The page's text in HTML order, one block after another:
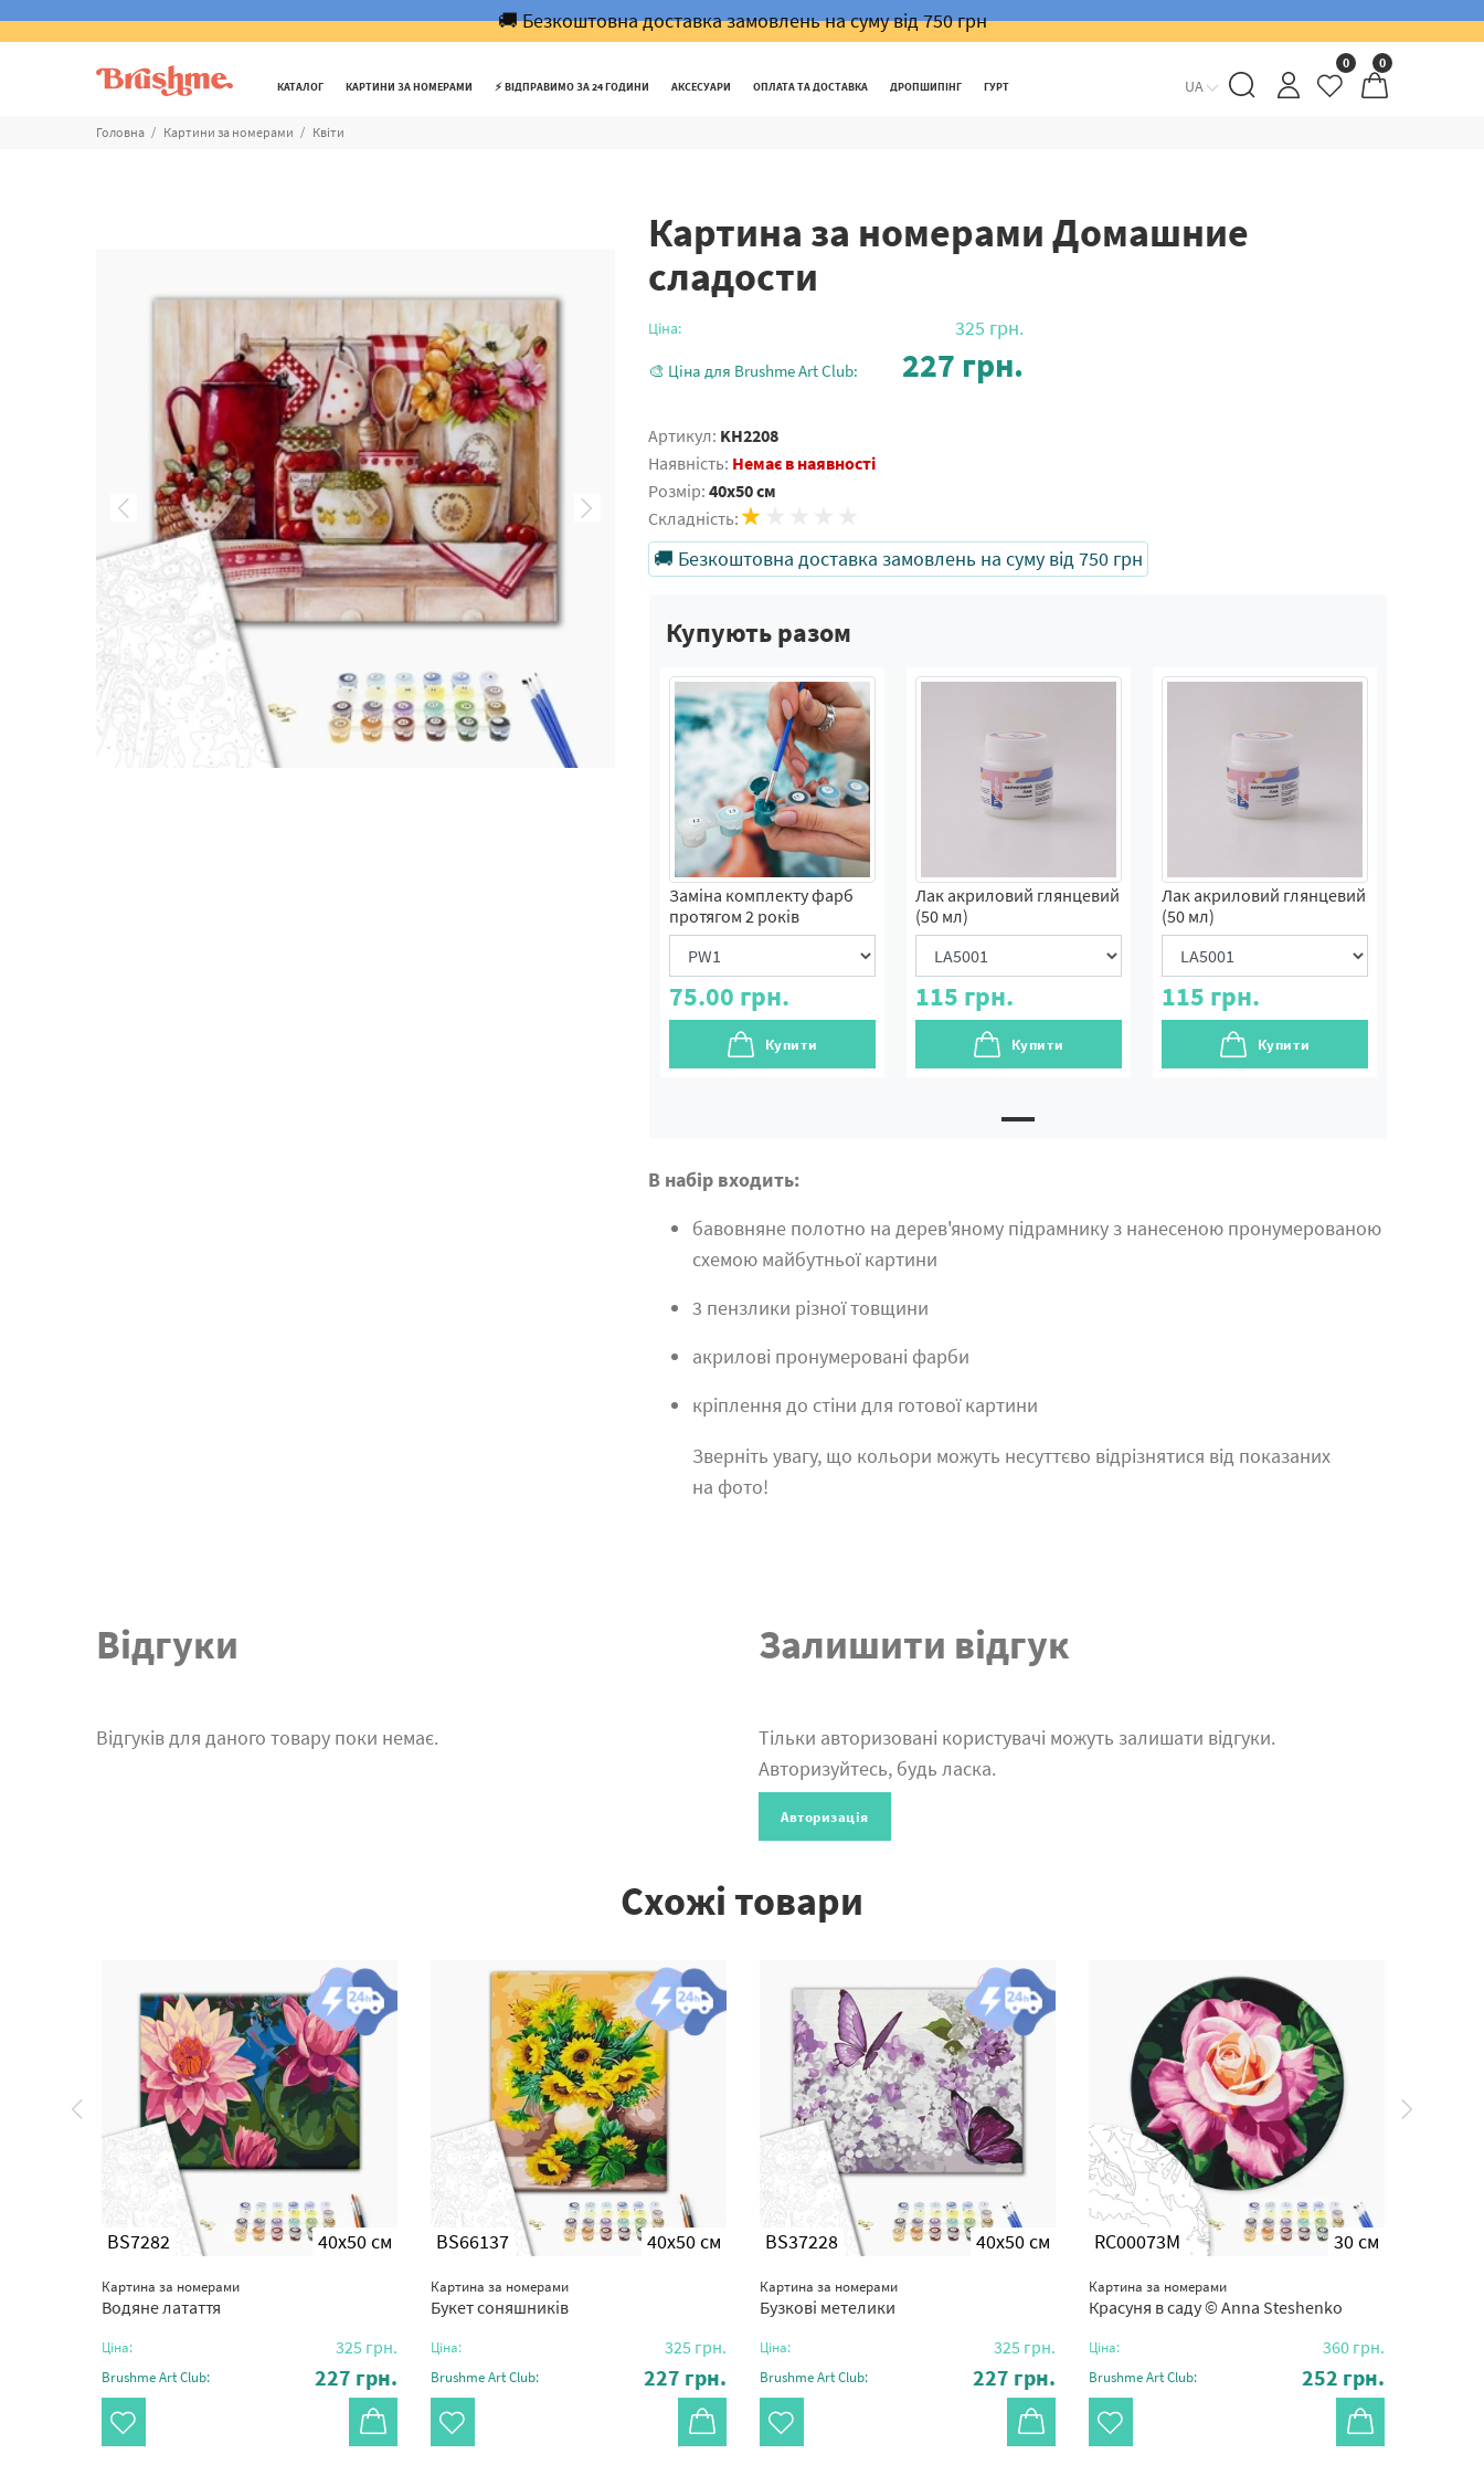
🚚 Безкоштовна доставка замовлень на суму від 750 грн
КАТАЛОГ КАРТИНИ ЗА НОМЕРАМИ ⚡️ ВІДПРАВИМО ЗА 24 ГОДИНИ АКСЕСУАРИ ОПЛАТА ТА ДОСТАВКА ДРОПШИПІНГ ГУРТ UA
0 0
Головна Картини за номерами Квіти
Картина за номерами Домашние
сладости
Ціна: 325 грн.
🎨 Ціна для Brushme Art Club: 227 грн.
Артикул: KH2208
Наявність: Немає в наявності
Розмір: 40x50 см
Складність:
🚚 Безкоштовна доставка замовлень на суму від 750 грн
Купують разом
Заміна комплекту фарб
протягом 2 років
75.00 грн.
Купити
Лак акриловий глянцевий
(50 мл)
115 грн.
Купити
Лак акриловий глянцевий
(50 мл)
115 грн.
Купити
В набір входить:
бавовняне полотно на дерев'яному підрамнику з нанесеною пронумерованою
схемою майбутньої картини
3 пензлики різної товщини
акрилові пронумеровані фарби
кріплення до стіни для готової картини
Зверніть увагу, що кольори можуть несуттєво відрізнятися від показаних
на фото!
Відгуки
Відгуків для даного товару поки немає.
Залишити відгук
Тільки авторизовані користувачі можуть залишати відгуки.
Авторизуйтесь, будь ласка.
Авторизація
Схожі товари
BS7282 40x50 см
Картина за номерами
Водяне латаття
Ціна: 325 грн.
Brushme Art Club: 227 грн.
BS66137 40x50 см
Картина за номерами
Букет соняшників
Ціна: 325 грн.
Brushme Art Club: 227 грн.
BS37228 40x50 см
Картина за номерами
Бузкові метелики
Ціна: 325 грн.
Brushme Art Club: 227 грн.
RC00073M 30 см
Картина за номерами
Красуня в саду © Anna Steshenko
Ціна: 360 грн.
Brushme Art Club: 252 грн.